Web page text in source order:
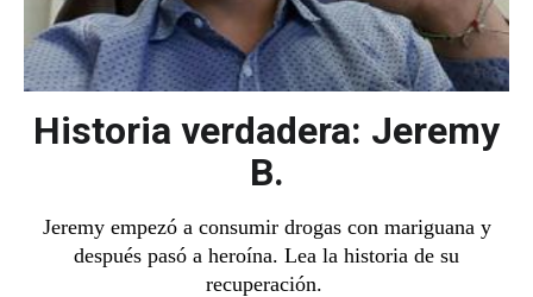
Historia verdadera: Jeremy
B.
Jeremy empezó a consumir drogas con mariguana y
después pasó a heroína. Lea la historia de su
recuperación.